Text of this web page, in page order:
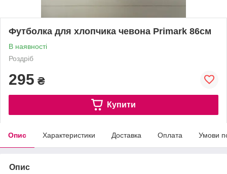
Футболка для хлопчика чевона Primark 86см
В наявності
Роздріб
295 ₴
Купити
Опис Характеристики Доставка Оплата Умови
Опис